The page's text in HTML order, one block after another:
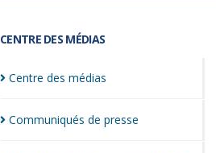
CENTRE DES MÉDIAS
Centre des médias
Communiqués de presse